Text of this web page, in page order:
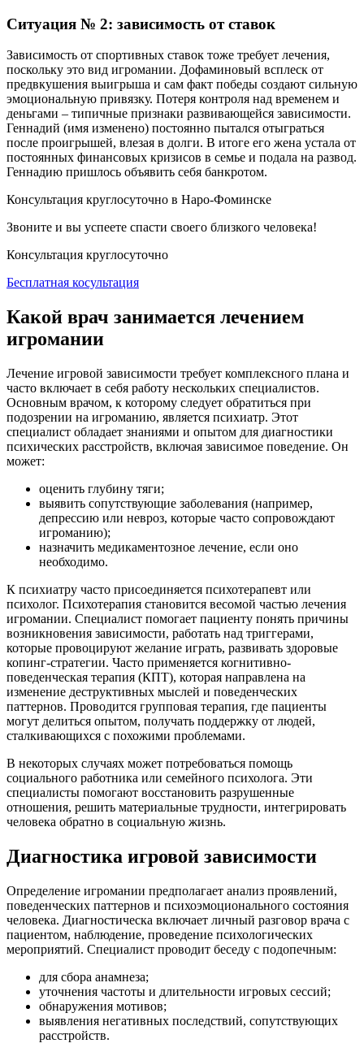
Ситуация № 2: зависимость от ставок
Зависимость от спортивных ставок тоже требует лечения,
поскольку это вид игромании. Дофаминовый всплеск от
предвкушения выигрыша и сам факт победы создают сильную
эмоциональную привязку. Потеря контроля над временем и
деньгами – типичные признаки развивающейся зависимости.
Геннадий (имя изменено) постоянно пытался отыграться
после проигрышей, влезая в долги. В итоге его жена устала от
постоянных финансовых кризисов в семье и подала на развод.
Геннадию пришлось объявить себя банкротом.
Консультация круглосуточно в Наро-Фоминске
Звоните и вы успеете спасти своего близкого человека!
Консультация круглосуточно
Бесплатная косультация
Какой врач занимается лечением
игромании
Лечение игровой зависимости требует комплексного плана и
часто включает в себя работу нескольких специалистов.
Основным врачом, к которому следует обратиться при
подозрении на игроманию, является психиатр. Этот
специалист обладает знаниями и опытом для диагностики
психических расстройств, включая зависимое поведение. Он
может:
оценить глубину тяги;
выявить сопутствующие заболевания (например,
депрессию или невроз, которые часто сопровождают
игроманию);
назначить медикаментозное лечение, если оно
необходимо.
К психиатру часто присоединяется психотерапевт или
психолог. Психотерапия становится весомой частью лечения
игромании. Специалист помогает пациенту понять причины
возникновения зависимости, работать над триггерами,
которые провоцируют желание играть, развивать здоровые
копинг-стратегии. Часто применяется когнитивно-
поведенческая терапия (КПТ), которая направлена на
изменение деструктивных мыслей и поведенческих
паттернов. Проводится групповая терапия, где пациенты
могут делиться опытом, получать поддержку от людей,
сталкивающихся с похожими проблемами.
В некоторых случаях может потребоваться помощь
социального работника или семейного психолога. Эти
специалисты помогают восстановить разрушенные
отношения, решить материальные трудности, интегрировать
человека обратно в социальную жизнь.
Диагностика игровой зависимости
Определение игромании предполагает анализ проявлений,
поведенческих паттернов и психоэмоционального состояния
человека. Диагностическа включает личный разговор врача с
пациентом, наблюдение, проведение психологических
мероприятий. Специалист проводит беседу с подопечным:
для сбора анамнеза;
уточнения частоты и длительности игровых сессий;
обнаружения мотивов;
выявления негативных последствий, сопутствующих
расстройств.